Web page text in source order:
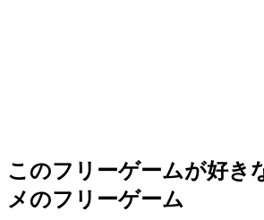
このフリーゲームが好き
メのフリーゲーム